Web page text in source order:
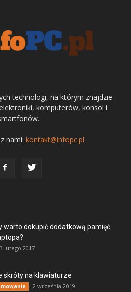
technologi, na którym znajdzie
komputerów, konsol i
nami: kontakt@infopc.pl
warto dokupić dodatkową pamięć
lutego 2017
skróty na klawiaturze
2 września 2019